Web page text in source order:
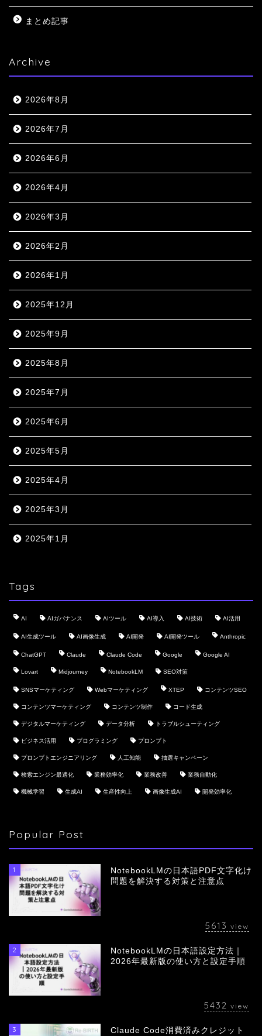
まとめ記事
Archive
2026年8月
2026年7月
2026年6月
2026年4月
2026年3月
2026年2月
2026年1月
2025年12月
2025年9月
2025年8月
2025年7月
2025年6月
2025年5月
2025年4月
2025年3月
2025年1月
Tags
AI AIガバナンス AIツール AI導入 AI技術 AI活用
AI生成ツール AI画像生成 AI開発 AI開発ツール Anthropic
ChatGPT Claude Claude Code Google Google AI
Lovart Midjourney NotebookLM SEO対策
SNSマーケティング Webマーケティング XTEP コンテンツSEO
コンテンツマーケティング コンテンツ制作 コード生成
デジタルマーケティング データ分析 トラブルシューティング
ビジネス活用 プログラミング プロンプト
プロンプトエンジニアリング 人工知能 抽選キャンペーン
検索エンジン最適化 業務効率化 業務改善 業務自動化
機械学習 生成AI 生産性向上 画像生成AI 開発効率化
Popular Post
1
NotebookLMの日本語PDF文字化け
問題を解決する対策と注意点
5613 view
2
NotebookLMの日本語設定方法｜
2026年最新版の使い方と設定手順
5432 view
3 Claude Code消費済みクレジット
会社概要
採用情報